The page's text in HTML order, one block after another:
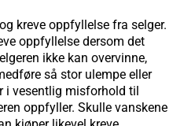
kreve oppfyllelse fra selger.
oppfyllelse dersom det
ikke kan overvinne,
så stor ulempe eller
i vesentlig misforhold til
oppfyller. Skulle vanskene